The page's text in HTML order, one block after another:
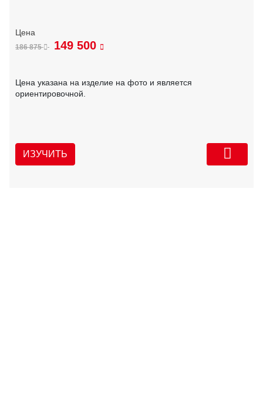
186 875 149 500
Цена указана на изделие на фото и является
ориентировочной.
ИЗУЧИТЬ